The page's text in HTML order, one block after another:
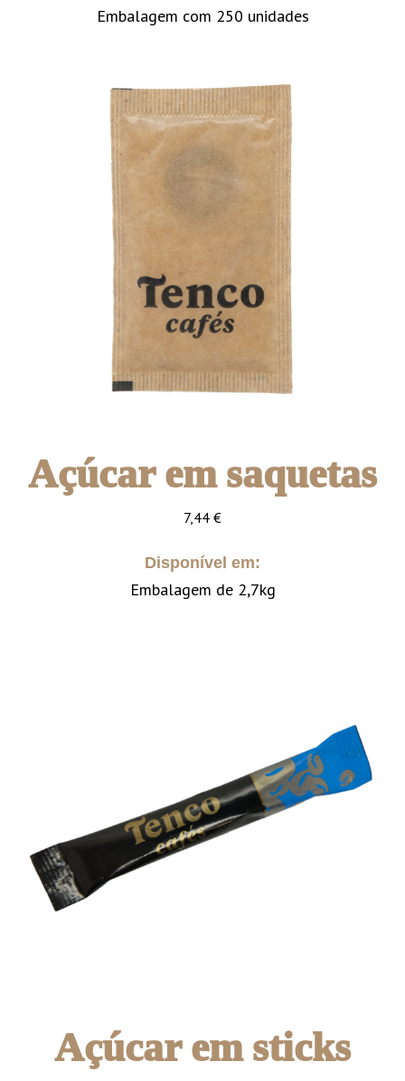
Embalagem com 250 unidades
Açúcar em saquetas
7,44 €
Disponível em:
Embalagem de 2,7kg
Açúcar em sticks